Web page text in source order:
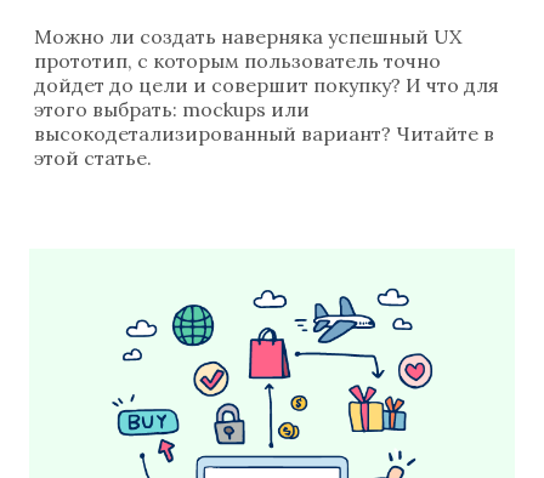
Можно ли создать наверняка успешный UX
прототип, с которым пользователь точно
дойдет до цели и совершит покупку? И что для
этого выбрать: mockups или
высокодетализированный вариант? Читайте в
этой статье.